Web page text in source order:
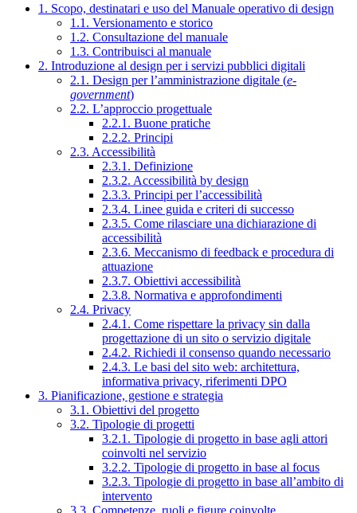
1. Scopo, destinatari e uso del Manuale operativo di design
1.1. Versionamento e storico
1.2. Consultazione del manuale
1.3. Contribuisci al manuale
2. Introduzione al design per i servizi pubblici digitali
2.1. Design per l’amministrazione digitale (e-
government)
2.2. L’approccio progettuale
2.2.1. Buone pratiche
2.2.2. Principi
2.3. Accessibilità
2.3.1. Definizione
2.3.2. Accessibilità by design
2.3.3. Principi per l’accessibilità
2.3.4. Linee guida e criteri di successo
2.3.5. Come rilasciare una dichiarazione di
accessibilità
2.3.6. Meccanismo di feedback e procedura di
attuazione
2.3.7. Obiettivi accessibilità
2.3.8. Normativa e approfondimenti
2.4. Privacy
2.4.1. Come rispettare la privacy sin dalla
progettazione di un sito o servizio digitale
2.4.2. Richiedi il consenso quando necessario
2.4.3. Le basi del sito web: architettura,
informativa privacy, riferimenti DPO
3. Pianificazione, gestione e strategia
3.1. Obiettivi del progetto
3.2. Tipologie di progetti
3.2.1. Tipologie di progetto in base agli attori
coinvolti nel servizio
3.2.2. Tipologie di progetto in base al focus
3.2.3. Tipologie di progetto in base all’ambito di
intervento
3.3. Competenze, ruoli e figure coinvolte